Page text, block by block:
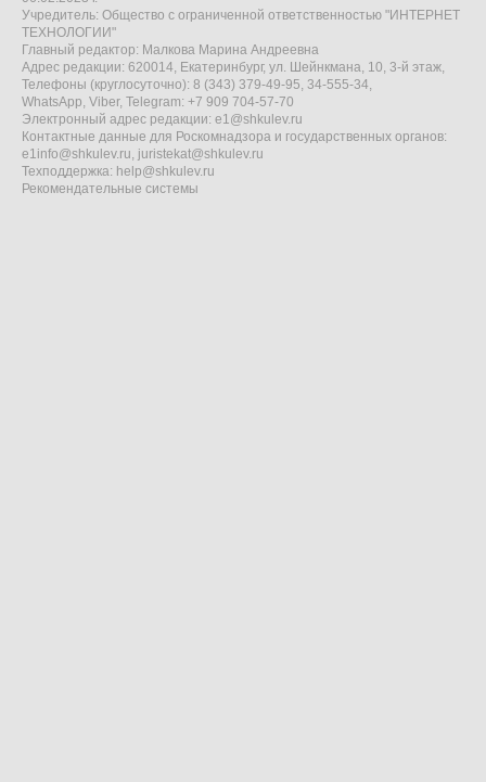
Учредитель: Общество с ограниченной ответственностью "ИНТЕРНЕТ
ТЕХНОЛОГИИ"
Главный редактор: Малкова Марина Андреевна
Адрес редакции: 620014, Екатеринбург, ул. Шейнкмана, 10, 3-й этаж,
Телефоны (круглосуточно): 8 (343) 379-49-95, 34-555-34,
WhatsApp, Viber, Telegram: +7 909 704-57-70
Электронный адрес редакции: e1@shkulev.ru
Контактные данные для Роскомнадзора и государственных органов:
e1info@shkulev.ru, juristekat@shkulev.ru
Техподдержка: help@shkulev.ru
Рекомендательные системы